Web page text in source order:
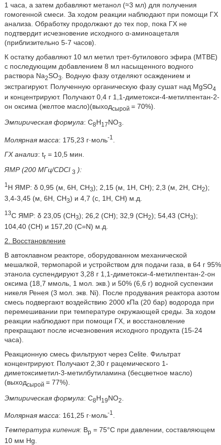
1 часа, а затем добавляют метанол (≈3 мл) для получения
гомогенной смеси. За ходом реакции наблюдают при помощи ГХ
анализа. Обработку продолжают до тех пор, пока ГХ не
подтвердит исчезновение исходного α-аминоацеталя
(приблизительно 5-7 часов).
К остатку добавляют 10 мл метил трет-бутилового эфира (МТВЕ)
с последующим добавлением 8 мл насыщенного водного
раствора Na2SO3
. Водную фазу отделяют осаждением и
экстрагируют. Полученную органическую фазу сушат над MgSO4
и концентрируют. Получают 0,4 г 1,1-диметокси-4-метилпентан-2-
он оксима (желтое масло)(выходсырой = 70%).
Эмпирическая формула: C8H17NO3
Молярная масса: 175,23 г·моль-1
ГХ анализ: tr= 10,5 мин.
ЯМР (200 МГц/CDCl 3 ):
1 Н ЯМР: δ 0,95 (м, 6Н, СН3); 2,15 (м, 1Н, СН); 2,3 (м, 2Н, СН2);
3,4-3,45 (м, 6Н, СН3) и 4,7 (с, 1Н, СН) м.д.
13С ЯМР: δ 23,05 (СН3); 26,2 (СН); 32,9 (СН2); 54,43 (СН3);
104,40 (СН) и 157,20 (С=N) м.д.
2. Восстановление
В автоклавном реакторе, оборудованном механической
мешалкой, термопарой и устройством для подачи газа, в 64 г 95%
этанола суспендируют 3,28 г 1,1-диметокси-4-метилпентан-2-он
оксима (18,7 ммоль, 1 мол. экв.) и 50% (6,6 г) водной суспензии
никеля Ренея (3 мол. экв. Ni). После продувания реактора азотом
смесь подвергают воздействию 2000 кПа (20 бар) водорода при
перемешивании при температуре окружающей среды. За ходом
реакции наблюдают при помощи ГХ, и восстановление
прекращают после исчезновения исходного продукта (15-24
часа).
Реакционную смесь фильтруют через Celite. Фильтрат
концентрируют. Получают 2,30 г рацемического 1-
диметоксиметил-3-метилбутиламина (бесцветное масло)
(выходсырой = 77%).
Эмпирическая формула: C8H19NO2
Молярная масса: 161,25 г·моль-1
Температура кипения: Вр = 75°С при давлении, составляющем
10 мм Hg.